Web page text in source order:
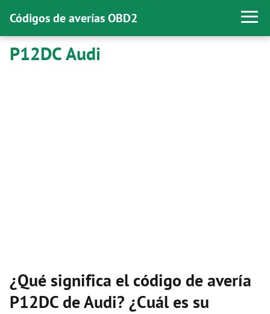
Códigos de averías OBD2
P12DC Audi
¿Qué significa el código de avería
P12DC de Audi? ¿Cuál es su